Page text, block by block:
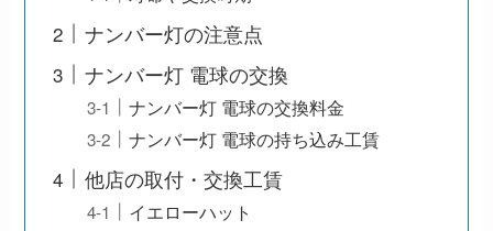
ナンバー灯の注意点
ナンバー灯 電球の交換
ナンバー灯 電球の交換料金
ナンバー灯 電球の持ち込み工賃
他店の取付・交換工賃
イエローハット